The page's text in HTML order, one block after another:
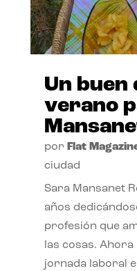
Un buen
verano
por Flat
ciudad
Sara Mansanet
años
profesión que
las cosas. Ahora
jornada laboral